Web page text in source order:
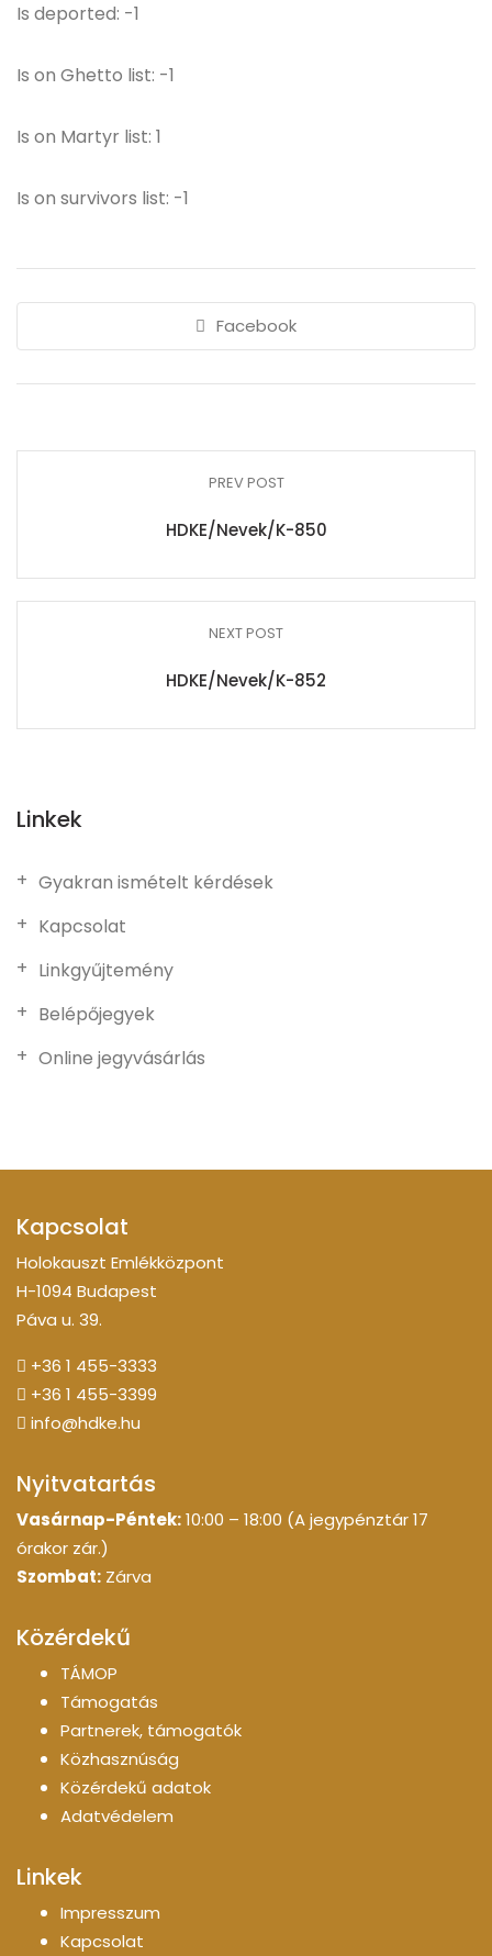
Is deported: -1
Is on Ghetto list: -1
Is on Martyr list: 1
Is on survivors list: -1
Facebook
PREV POST
HDKE/Nevek/K-850
NEXT POST
HDKE/Nevek/K-852
Linkek
Gyakran ismételt kérdések
Kapcsolat
Linkgyűjtemény
Belépőjegyek
Online jegyvásárlás
Kapcsolat
Holokauszt Emlékközpont
H-1094 Budapest
Páva u. 39.
+36 1 455-3333
+36 1 455-3399
info@hdke.hu
Nyitvatartás
Vasárnap-Péntek:10:00 – 18:00 (A jegypénztár 17
órakor zár.)
Szombat: Zárva
Közérdekű
TÁMOP
Támogatás
Partnerek, támogatók
Közhasznúság
Közérdekű adatok
Adatvédelem
Linkek
Impresszum
Kapcsolat